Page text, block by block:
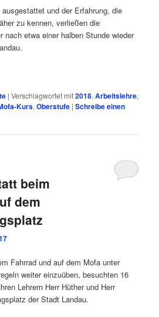
und der Erfahrung, die
zu kennen, verließen die
nach etwa einer halben Stunde wieder
|Verschlagwortet mit2018,Arbeitslehre,
Kurs,Oberstufe |Schreibe einen
beim
dem
Fahrrad und auf dem Mofa unter
weiter einzuüben, besuchten 16
Lehrern Herr Hüther und Herr
der Stadt Landau.